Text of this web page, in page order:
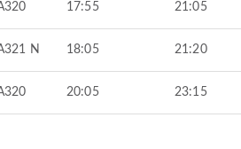
17:55 21:05
N 18:05 21:20
20:05 23:15